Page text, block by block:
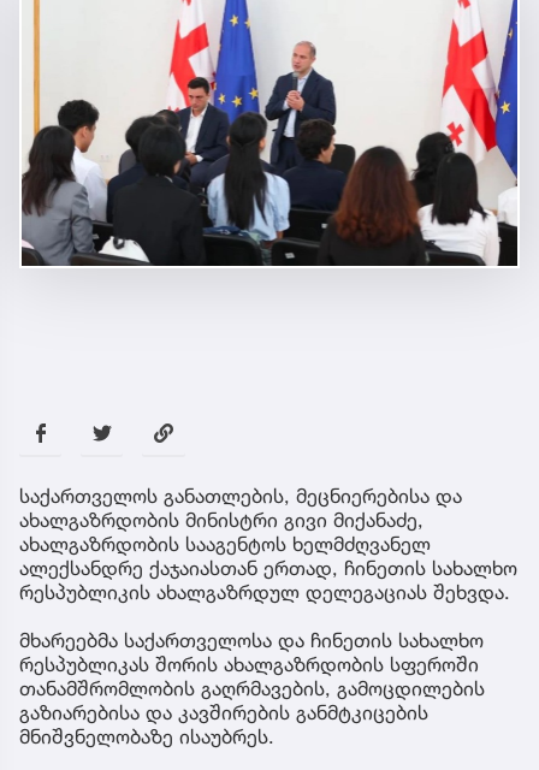
საქართველოს განათლების, მეცნიერებისა და
ახალგაზრდობის მინისტრი გივი მიქანაძე,
ახალგაზრდობის სააგენტოს ხელმძღვანელ
ალექსანდრე ქაჯაიასთან ერთად, ჩინეთის სახალხო
რესპუბლიკის ახალგაზრდულ დელეგაციას შეხვდა.
მხარეებმა საქართველოსა და ჩინეთის სახალხო
რესპუბლიკას შორის ახალგაზრდობის სფეროში
თანამშრომლობის გაღრმავების, გამოცდილების
გაზიარებისა და კავშირების განმტკიცების
მნიშვნელობაზე ისაუბრეს.